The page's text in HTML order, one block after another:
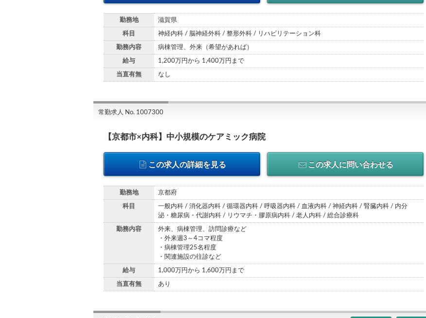
勤務地 滋賀県
科目 神経内科 / 脳神経外科 / 整形外科 / リハビリテーション科
勤務内容 病棟管理、外来（希望があれば）
給与 1,200万円から 1,400万円まで
当直有無 なし
常勤求人 No. 1007300
【京都市×内科】中小規模のケアミック病院
この求人の詳細を見る この求人に問い合わせる
勤務地 京都府
科目
一般内科 / 消化器内科 / 循環器内科 / 呼吸器内科 / 血液内科 / 神経内科 / 腎臓内科 / 内分
泌・糖尿病・代謝内科 / リウマチ・膠原病内科 / 老人内科 / 総合診療科
勤務内容
外来、病棟管理、訪問診療など
・外来週3～4コマ程度
・病棟管理25名程度
・関連施設の往診など
給与 1,000万円から 1,600万円まで
当直有無 あり